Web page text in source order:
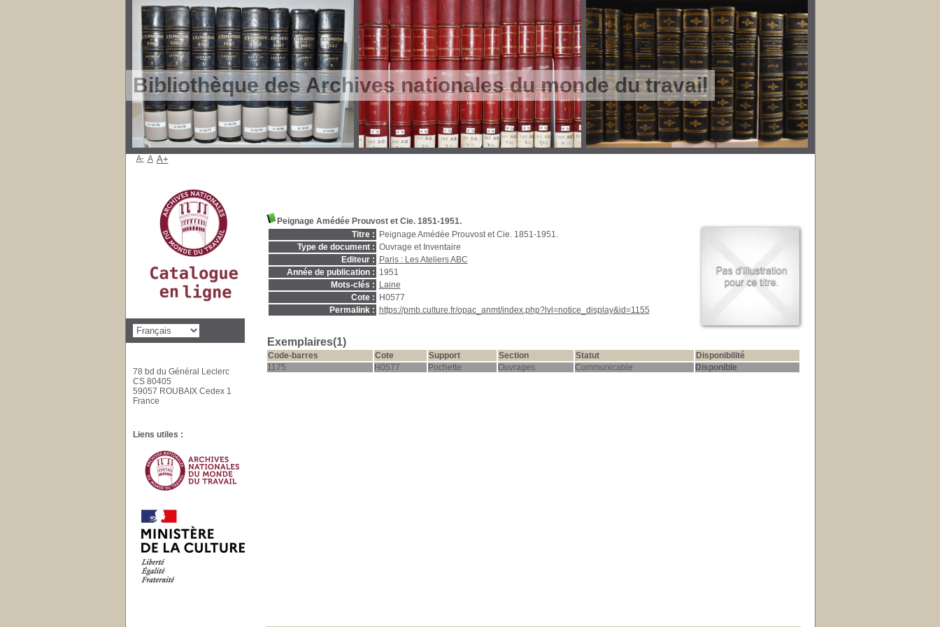
Bibliothèque des Archives nationales du monde du travail
Peignage Amédée Prouvost et Cie. 1851-1951.
Titre :
Peignage Amédée Prouvost et Cie. 1851-1951.
Type de document : Ouvrage et Inventaire
Editeur :
Paris : Les Ateliers ABC
Année de publication : 1951
Mots-clés :
Laine
Cote :
H0577
Permalink :
https://pmb.culture.fr/opac_anmt/index.php?lvl=notice_display&id=1155
Exemplaires(1)
Code-barres Cote Support Section Statut
Disponibilité
1175
H0577 Pochette Ouvrages Communicable Disponible
A- A A+
78 bd du Général Leclerc
CS 80405
59057 ROUBAIX Cedex 1
France
Liens utiles :